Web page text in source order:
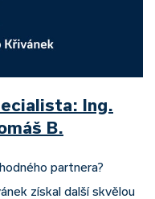
Ing.
B.
partnera?
získal další skvělou